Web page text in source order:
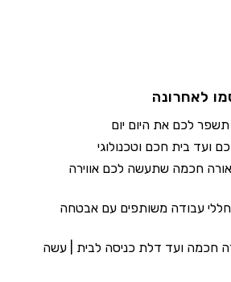
לאחרונה
לכם את היום יום
ועד בית חכם וטכנולוגי
חכמה שתעשה לכם אווירה
עבודה משותפים עם אבטחה
חכמה ועד דלת כניסה לבית | עשה